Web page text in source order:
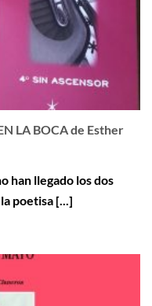
LA BOCA de Esther
han llegado los dos
poetisa [...]